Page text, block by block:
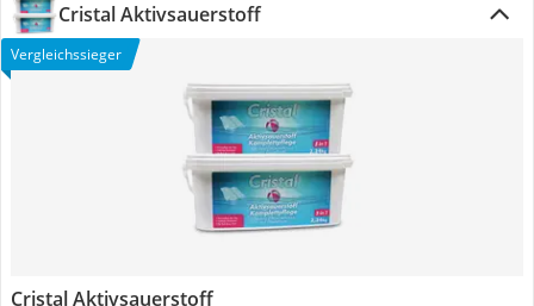
Cristal Aktivsauerstoff
Vergleichssieger
Cristal Aktivsauerstoff